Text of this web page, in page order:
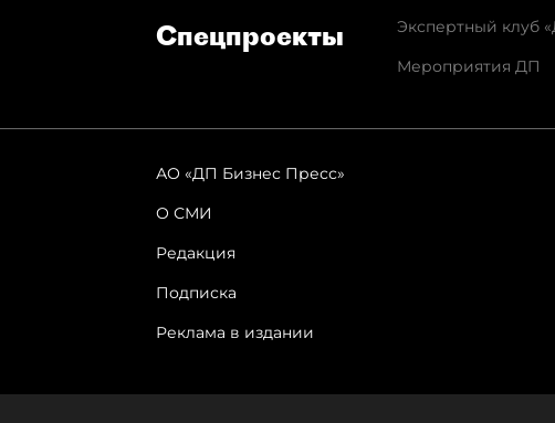
Спец­проекты
Экспертный клуб
Мероприятия ДП
АО «ДП Бизнес Пресс»
О СМИ
Редакция
Подписка
Реклама в издании